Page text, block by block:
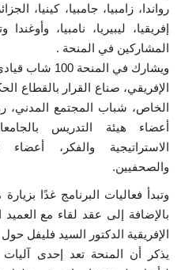
شروط وأحكام منحة ناصر للقيادة
منحة ناصر للقيادة الدولية
مرجعياتنا
المواطن العالمي
الرواد
فرص
وثائق
رواندا، زامبيا، جامبيا، كينيا،
إفريقيا، ليبيريا، نامبيا،
المشاركين في المنحة .
ويشارك في
الإفريقي، صناع القرار بالقطاع
الخاص، شباب المجتمع المدني،
أعضاء هيئة التدريس
الاستراتيجية والفكر، أعضاء
والصحفيين.
وتبدأ فعاليات البرنامج غدًا
بالإضافة إلى عقد لقاء مع
الإفريقية الدكتور السيد فليفل